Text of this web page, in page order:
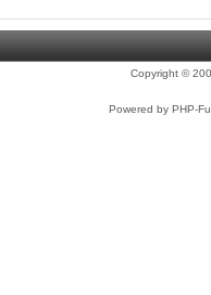
Copyright ©
Powered by PHP-